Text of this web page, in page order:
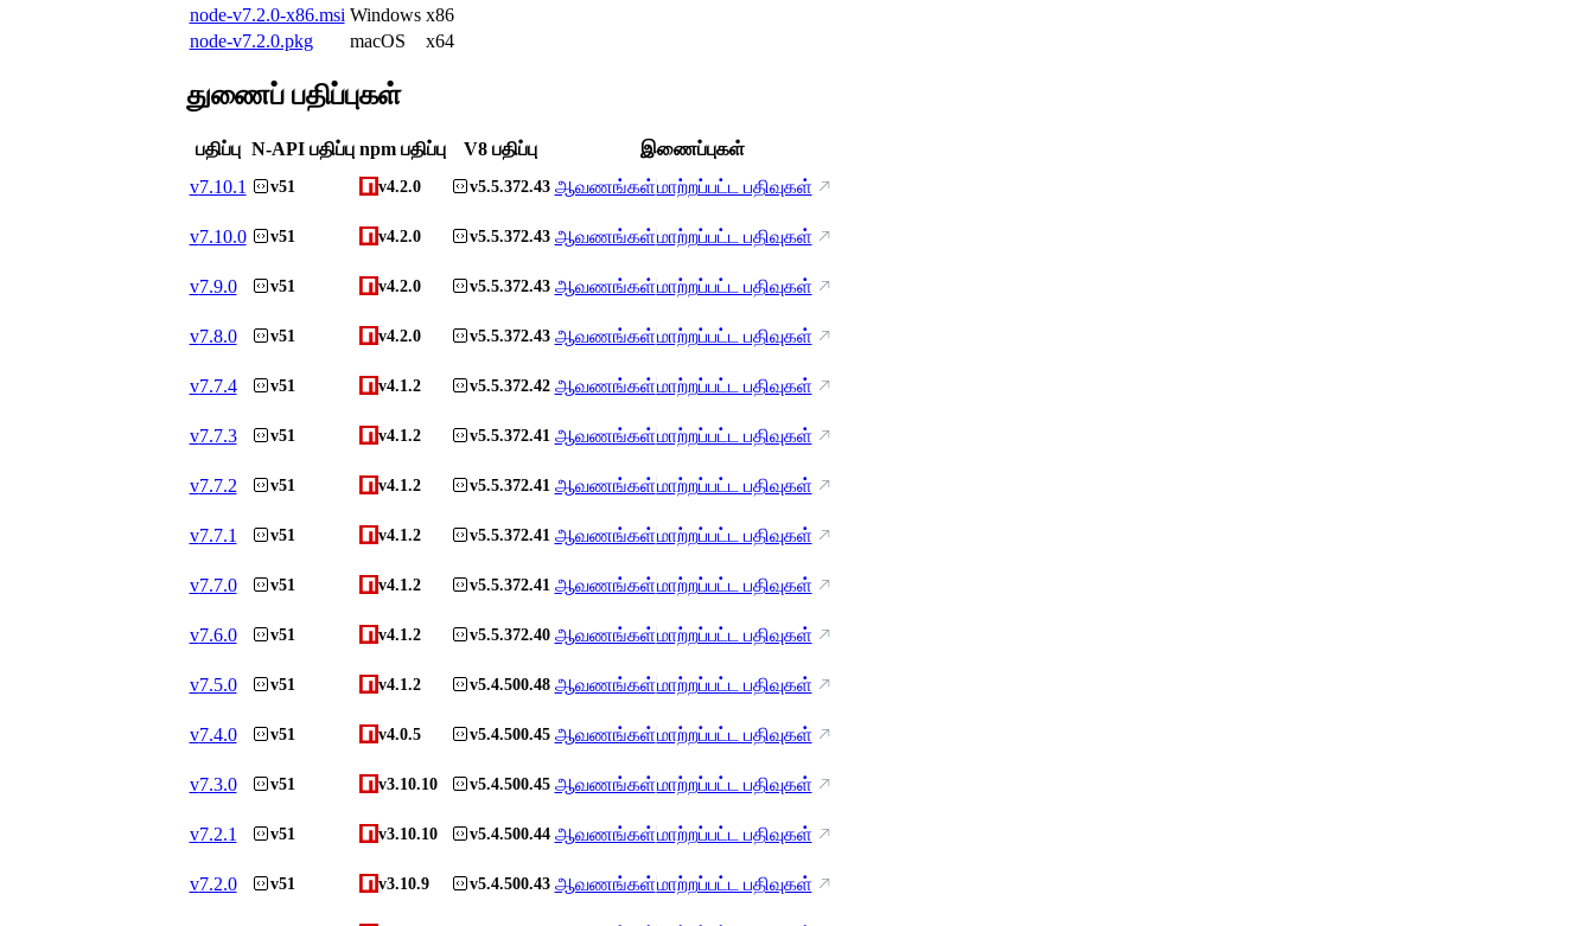
node-v7.2.0-x86.msi Windows x86
node-v7.2.0.pkg
macOS x64
துணைப் பதிப்புகள்
பதிப்பு N-API பதிப்பு npm பதிப்பு V8 பதிப்பு
இணைப்புகள்
v7.10.1 v51 v4.2.0 v5.5.372.43 ஆவணங்கள்மாற்றப்பட்ட பதிவுகள்
v7.10.0 v51 v4.2.0 v5.5.372.43 ஆவணங்கள்மாற்றப்பட்ட பதிவுகள்
v7.9.0 v51 v4.2.0 v5.5.372.43 ஆவணங்கள்மாற்றப்பட்ட பதிவுகள்
v7.8.0 v51 v4.2.0 v5.5.372.43 ஆவணங்கள்மாற்றப்பட்ட பதிவுகள்
v7.7.4 v51 v4.1.2 v5.5.372.42 ஆவணங்கள்மாற்றப்பட்ட பதிவுகள்
v7.7.3 v51 v4.1.2 v5.5.372.41 ஆவணங்கள்மாற்றப்பட்ட பதிவுகள்
v7.7.2 v51 v4.1.2 v5.5.372.41 ஆவணங்கள்மாற்றப்பட்ட பதிவுகள்
v7.7.1 v51 v4.1.2 v5.5.372.41 ஆவணங்கள்மாற்றப்பட்ட பதிவுகள்
v7.7.0 v51 v4.1.2 v5.5.372.41 ஆவணங்கள்மாற்றப்பட்ட பதிவுகள்
v7.6.0 v51 v4.1.2 v5.5.372.40 ஆவணங்கள்மாற்றப்பட்ட பதிவுகள்
v7.5.0 v51 v4.1.2 v5.4.500.48 ஆவணங்கள்மாற்றப்பட்ட பதிவுகள்
v7.4.0 v51 v4.0.5 v5.4.500.45 ஆவணங்கள்மாற்றப்பட்ட பதிவுகள்
v7.3.0 v51 v3.10.10 v5.4.500.45 ஆவணங்கள்மாற்றப்பட்ட பதிவுகள்
v7.2.1 v51 v3.10.10 v5.4.500.44 ஆவணங்கள்மாற்றப்பட்ட பதிவுகள்
v7.2.0 v51 v3.10.9 v5.4.500.43 ஆவணங்கள்மாற்றப்பட்ட பதிவுகள்